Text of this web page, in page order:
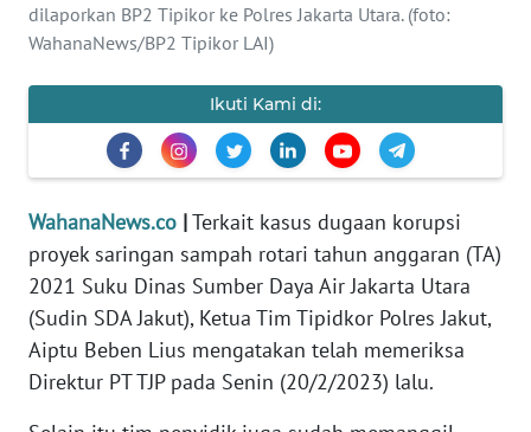
dilaporkan BP2 Tipikor ke Polres Jakarta Utara. (foto:
WahanaNews/BP2 Tipikor LAI)
Ikuti Kami di:
WahanaNews.co |Terkait kasus dugaan korupsi
proyek saringan sampah rotari tahun anggaran (TA)
2021 Suku Dinas Sumber Daya Air Jakarta Utara
(Sudin SDA Jakut), Ketua Tim Tipidkor Polres Jakut,
Aiptu Beben Lius mengatakan telah memeriksa
Direktur PT TJP pada Senin (20/2/2023) lalu.
OLAHRAGA
EDITORIAL
Informasi
INDEKS
KONTAK
KAMI